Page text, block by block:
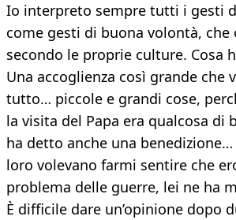
Io interpreto sempre tutti i gesti
come gesti di buona volontà, che
secondo le proprie culture. Cosa
Una accoglienza così grande che
tutto… piccole e grandi cose,
la visita del Papa era qualcosa di
ha detto anche una
loro volevano farmi sentire che
problema delle guerre, lei ne ha
È difficile dare un’opinione dopo